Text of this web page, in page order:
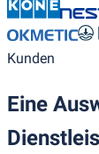
Kunden
Eine